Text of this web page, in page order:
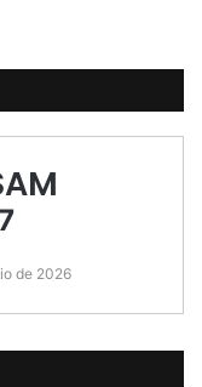
de 2026